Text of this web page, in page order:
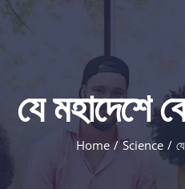
যে মহাদেশে
Home Science